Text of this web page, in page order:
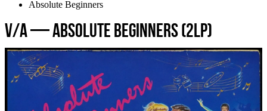
Absolute Beginners
V/A — Absolute Beginners (2LP)